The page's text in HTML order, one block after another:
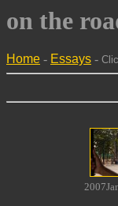
on the
Home - Essays -